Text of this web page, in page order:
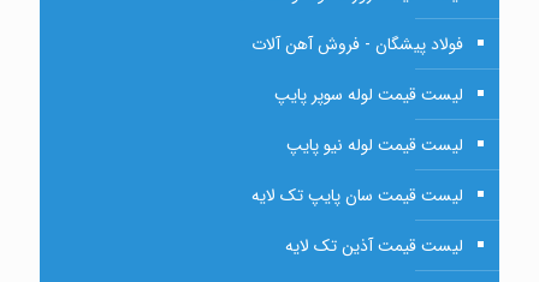
فولاد پیشگان - فروش آهن آلات
لیست قیمت لوله سوپر پایپ
لیست قیمت لوله نیو پایپ
لیست قیمت سان پایپ تک لایه
لیست قیمت آذین تک لایه